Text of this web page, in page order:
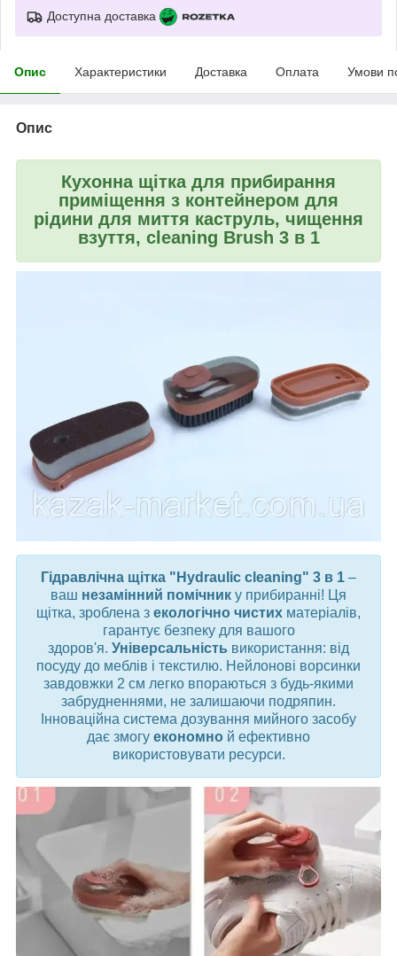
Доступна доставка
Опис Характеристики Доставка Оплата Умови
Опис
Кухонна щітка для прибирання
приміщення з контейнером для
рідини для миття каструль, чищення
взуття, cleaning Brush 3 в 1
Гідравлічна щітка "Hydraulic cleaning" 3 в 1 –
ваш незамінний помічник у прибиранні! Ця
щітка, зроблена з екологічно чистих матеріалів,
гарантує безпеку для вашого
здоров'я. Універсальність використання: від
посуду до меблів і текстилю. Нейлонові ворсинки
завдовжки 2 см легко впораються з будь-якими
забрудненнями, не залишаючи подряпин.
Інноваційна система дозування мийного засобу
дає змогу економно й ефективно
використовувати ресурси.